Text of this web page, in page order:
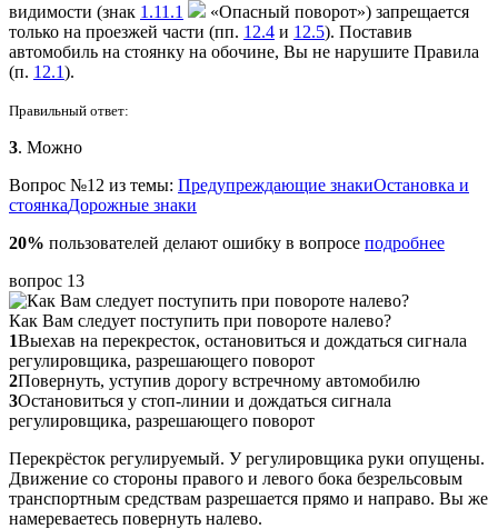
видимости (знак 1.11.1
«Опасный поворот») запрещается
только на проезжей части (пп. 12.4 и 12.5). Поставив
автомобиль на стоянку на обочине, Вы не нарушите Правила
(п. 12.1).
Правильный ответ:
3. Можно
Вопрос №12 из темы: Предупреждающие знакиОстановка и
стоянкаДорожные знаки
20% пользователей делают ошибку в вопросе подробнее
вопрос 13
Как Вам следует поступить при повороте налево?
1Выехав на перекресток, остановиться и дождаться сигнала
регулировщика, разрешающего поворот
2Повернуть, уступив дорогу встречному автомобилю
3Остановиться у стоп-линии и дождаться сигнала
регулировщика, разрешающего поворот
Перекрёсток регулируемый. У регулировщика руки опущены.
Движение со стороны правого и левого бока безрельсовым
транспортным средствам разрешается прямо и направо. Вы же
намереваетесь повернуть налево.